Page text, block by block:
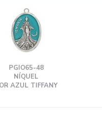
PGIO65-48
NÍQUEL
AZUL TIFFANY